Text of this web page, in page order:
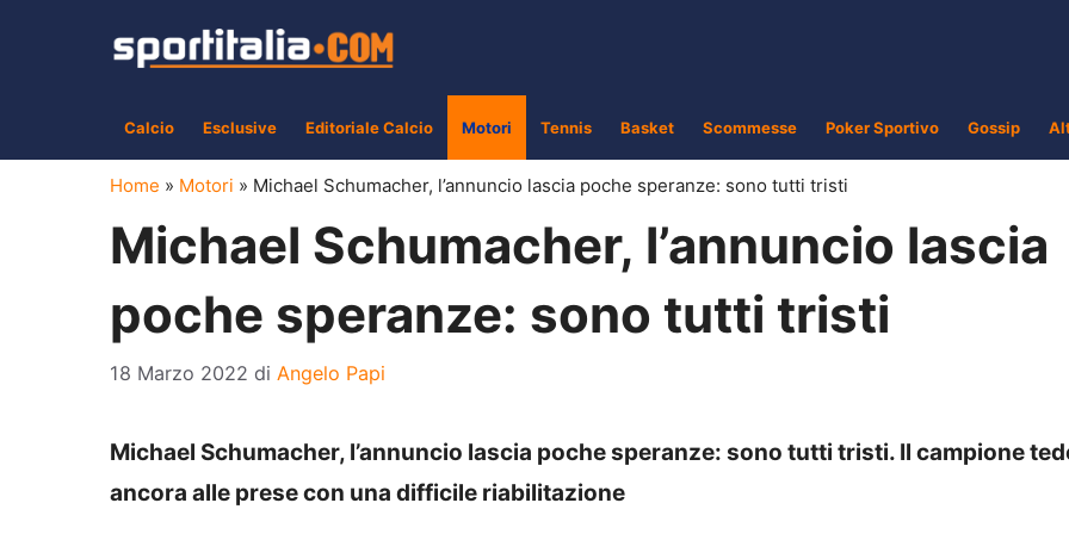
Calcio Esclusive Editoriale Calcio Motori Tennis Basket Scommesse Poker Sportivo Gossip
Home » Motori » Michael Schumacher, l’annuncio lascia poche speranze: sono tutti tristi
Michael Schumacher, l’annuncio lascia
poche speranze: sono tutti tristi
18 Marzo 2022 di Angelo Papi
Michael Schumacher, l’annuncio lascia poche speranze: sono tutti tristi. Il campione
ancora alle prese con una difficile riabilitazione